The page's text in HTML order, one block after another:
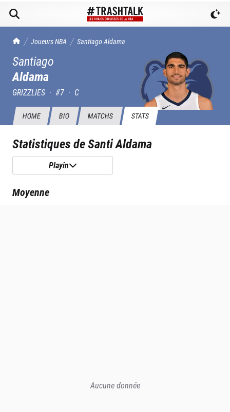
TrashTalk Actu NBA
Joueurs NBA SantiagoAldama
Santiago
Aldama
GRIZZLIES · #7 · C
HOME BIO MATCHS STATS
Statistiques deSanti Aldama
Playin
Moyenne
Aucune donnée